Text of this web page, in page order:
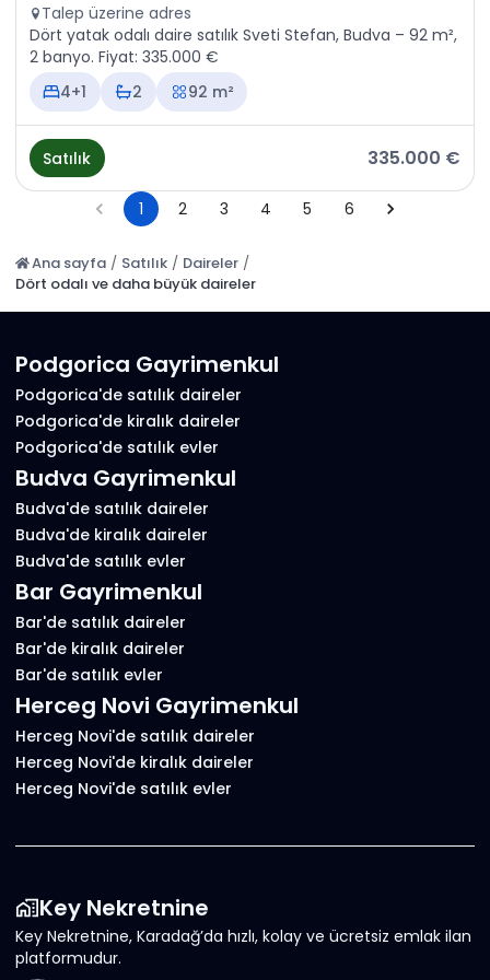
Talep üzerine adres
Dört yatak odalı daire satılık Sveti Stefan, Budva – 92 m²,
2 banyo. Fiyat: 335.000 €
4+1
2 92 m²
Satılık 335.000 €
1 2 3 4 5 6
Ana sayfa / Satılık / Daireler /
Dört odalı ve daha büyük daireler
Podgorica Gayrimenkul
Podgorica'de satılık daireler
Podgorica'de kiralık daireler
Podgorica'de satılık evler
Budva Gayrimenkul
Budva'de satılık daireler
Budva'de kiralık daireler
Budva'de satılık evler
Bar Gayrimenkul
Bar'de satılık daireler
Bar'de kiralık daireler
Bar'de satılık evler
Herceg Novi Gayrimenkul
Herceg Novi'de satılık daireler
Herceg Novi'de kiralık daireler
Herceg Novi'de satılık evler
Key Nekretnine
Key Nekretnine, Karadağ’da hızlı, kolay ve ücretsiz emlak ilan
platformudur.